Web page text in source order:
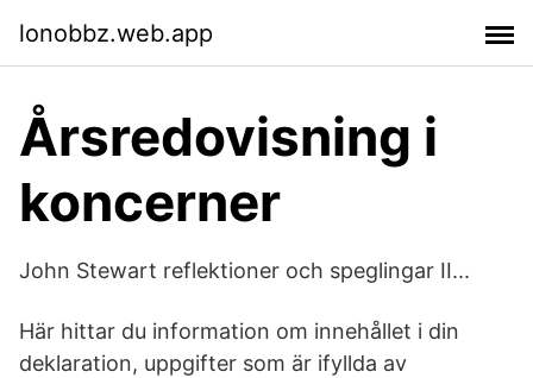
lonobbz.web.app
Årsredovisning i
koncerner
John Stewart reflektioner och speglingar II...
Här hittar du information om innehållet i din
deklaration, uppgifter som är ifyllda av